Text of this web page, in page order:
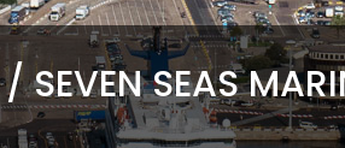
SEVEN SEAS